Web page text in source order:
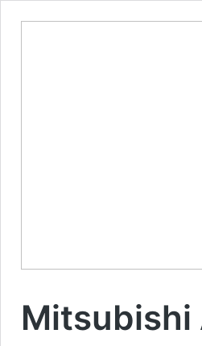
Mitsubishi